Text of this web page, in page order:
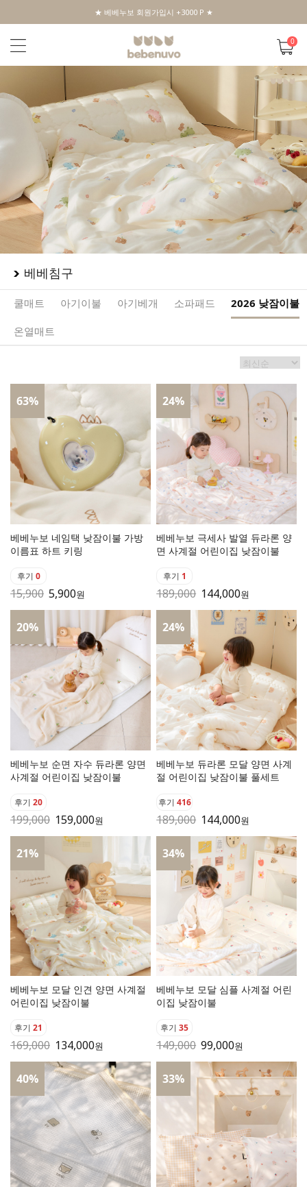
★ 베베누보 회원가입시 +3000 P ★
0
베베침구
쿨매트 아기이불 아기베개 소파패드 2026 낮잠이불
온열매트
63%
베베누보 네임택 낮잠이불 가방
이름표 하트 키링
후기 0
15,900 5,900원
24%
베베누보 극세사 발열 듀라론 양
면 사계절 어린이집 낮잠이불
후기 1
189,000 144,000원
20%
베베누보 순면 자수 듀라론 양면
사계절 어린이집 낮잠이불
후기 20
199,000 159,000원
24%
베베누보 듀라론 모달 양면 사계
절 어린이집 낮잠이불 풀세트
후기 416
189,000 144,000원
21%
베베누보 모달 인견 양면 사계절
어린이집 낮잠이불
후기 21
169,000 134,000원
34%
베베누보 모달 심플 사계절 어린
이집 낮잠이불
후기35
149,000 99,000원
40% 33%